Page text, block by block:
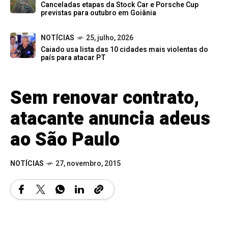
Canceladas etapas da Stock Car e Porsche Cup
previstas para outubro em Goiânia
NOTÍCIAS
25, julho, 2026
Caiado usa lista das 10 cidades mais violentas do
país para atacar PT
Sem renovar contrato,
atacante anuncia adeus
ao São Paulo
NOTÍCIAS 27, novembro, 2015